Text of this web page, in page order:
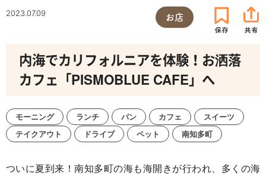
2023.07.09 お店
内海でカリフォルニアを体験！お洒落
カフェ「PISMOBLUE CAFE」へ
モーニング ランチ パン カフェ
スイーツ
テイクアウト
ドライブ ペット 南知多町
ついに夏到来！南知多町の海も海開きが行われ、多くの海